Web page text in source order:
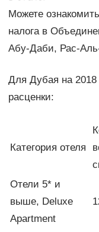
Можете
налога в
Абу-Даби, Рас-
Для Дубая на
расценки:
Категория отеля
Отели 5* и
выше, Deluxe
Apartment